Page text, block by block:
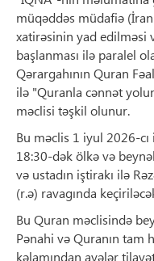
müqəddəs müdafiə
xatirəsinin yad edilməsi
başlanması ilə paralel
Qərargahının Quran
ilə "Quranla cənnət
məclisi təşkil olunur.
Bu məclis 1 iyul 2026-
18:30-dək ölkə və
və ustadın iştirakı ilə
(r.ə) ravagında
Bu Quran məclisində
Pənahi və Quranın tam
kəlamından ayələr